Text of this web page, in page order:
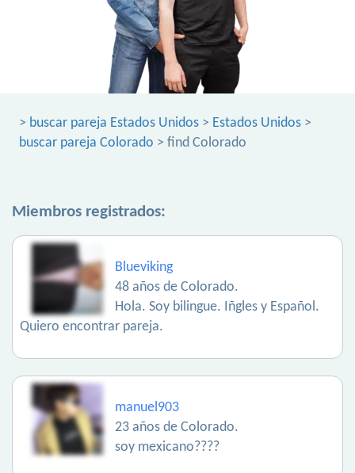
> buscar pareja Estados Unidos > Estados Unidos >
buscar pareja Colorado > find Colorado
Miembros registrados:
Blueviking
48 años de Colorado.
Hola. Soy bilingue. Iñgles y Español.
Quiero encontrar pareja.
manuel903
23 años de Colorado.
soy mexicano????